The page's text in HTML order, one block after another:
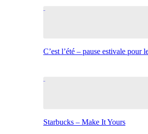
C’est l’été – pause estivale pour
Starbucks – Make It Yours